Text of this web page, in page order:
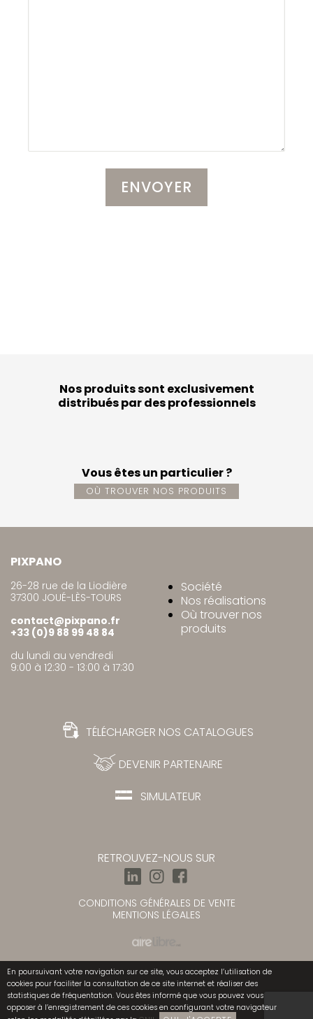
Nos produits sont exclusivement
distribués par des professionnels
Vous êtes un particulier ?
OÙ TROUVER NOS PRODUITS
PIXPANO
26-28 rue de la Liodière
37300 JOUÉ-LÈS-TOURS
contact@pixpano.fr
+33 (0)9 88 99 48 84
du lundi au vendredi
9:00 à 12:30 - 13:00 à 17:30
Société
Nos réalisations
Où trouver nos
produits
TÉLÉCHARGER NOS CATALOGUES
DEVENIR PARTENAIRE
SIMULATEUR
RETROUVEZ-NOUS SUR
CONDITIONS GÉNÉRALES DE VENTE
MENTIONS LÉGALES
En poursuivant votre navigation sur ce site, vous acceptez l’utilisation de
cookies pour faciliter la consultation de ce site internet et réaliser des
statistiques de fréquentation. Vous êtes informé que vous pouvez vous
opposer à l’enregistrement de ces cookies en configurant votre navigateur